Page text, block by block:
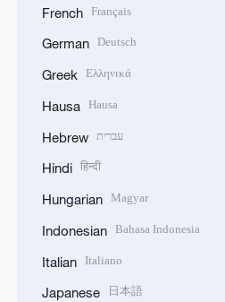
French Français
German Deutsch
Greek Ελληνικά
Hausa Hausa
Hebrew עברית
Hindi हिन्दी
Hungarian Magyar
Indonesian Bahasa Indonesia
Italian Italiano
Japanese 日本語